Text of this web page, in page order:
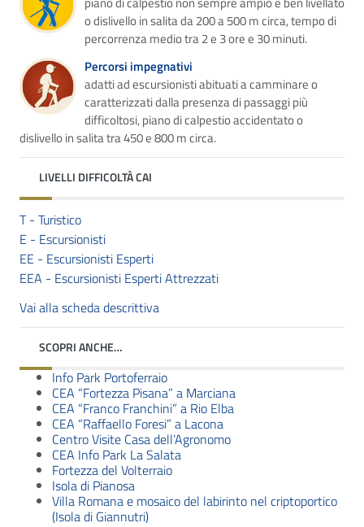
o dislivello in salita da 200 a 500 m circa, tempo di
percorrenza medio tra 2 e 3 ore e 30 minuti.
Percorsi impegnativi
adatti ad escursionisti abituati a camminare o
caratterizzati dalla presenza di passaggi più
difficoltosi, piano di calpestio accidentato o
dislivello in salita tra 450 e 800 m circa.
LIVELLI DIFFICOLTÀ CAI
T - Turistico
E - Escursionisti
EE - Escursionisti Esperti
EEA - Escursionisti Esperti Attrezzati
Vai alla scheda descrittiva
SCOPRI ANCHE…
Info Park Portoferraio
CEA “Fortezza Pisana” a Marciana
CEA “Franco Franchini” a Rio Elba
CEA “Raffaello Foresi” a Lacona
Centro Visite Casa dell’Agronomo
CEA Info Park La Salata
Fortezza del Volterraio
Isola di Pianosa
Villa Romana e mosaico del labirinto nel criptoportico
(Isola di Giannutri)